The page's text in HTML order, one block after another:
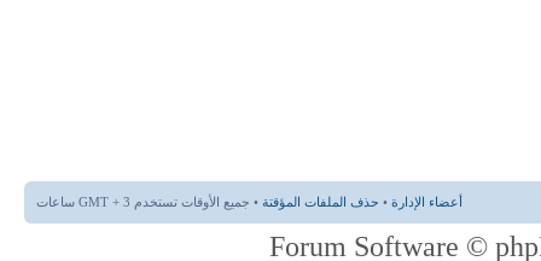
أعضاء الإدارة • حذف الملفات المؤقتة • جميع الأوقات تستخدم GMT + 3 ساعات